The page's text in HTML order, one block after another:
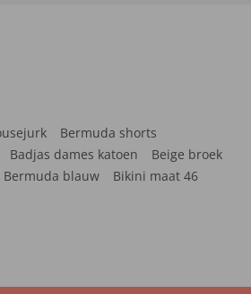
Bermuda shorts
Badjas dames katoen
Beige broek
Bermuda blauw
Bikini maat 46